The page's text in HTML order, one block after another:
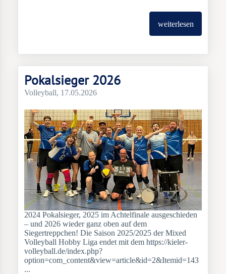
weiterlesen
Pokalsieger 2026
Volleyball, 17.05.2026
2024 Pokalsieger, 2025 im Achtelfinale ausgeschieden
– und 2026 wieder ganz oben auf dem
Siegertreppchen! Die Saison 2025/2025 der Mixed
Volleyball Hobby Liga endet mit dem https://kieler-
volleyball.de/index.php?
option=com_content&view=article&id=2&Itemid=143
...